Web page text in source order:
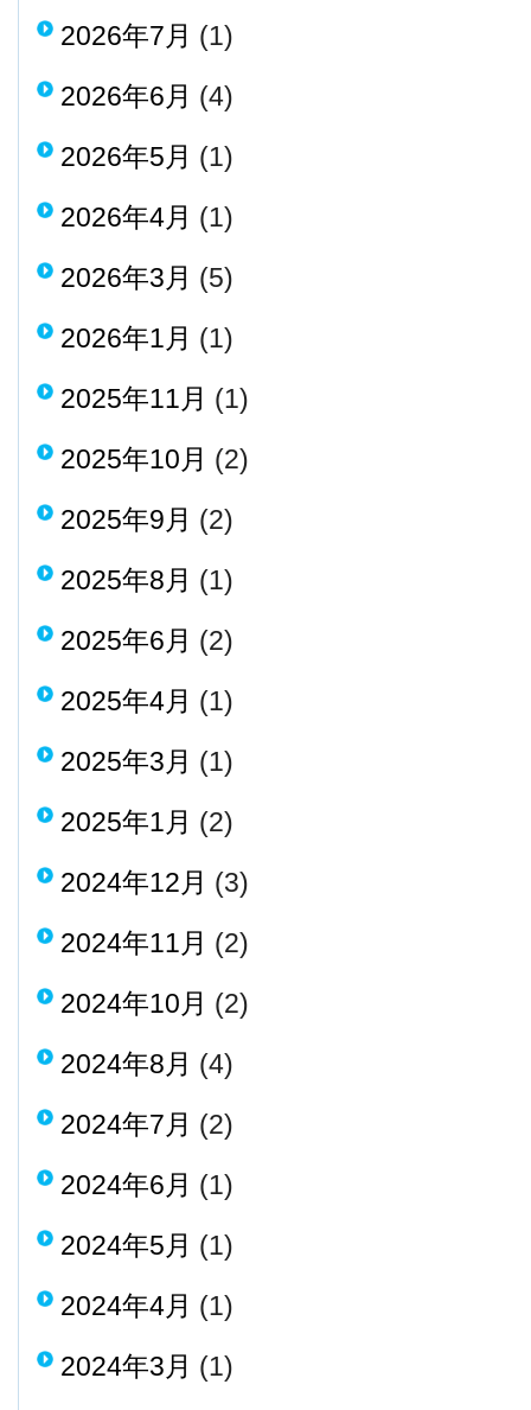
2026年7月 (1)
2026年6月 (4)
2026年5月 (1)
2026年4月 (1)
2026年3月 (5)
2026年1月 (1)
2025年11月 (1)
2025年10月 (2)
2025年9月 (2)
2025年8月 (1)
2025年6月 (2)
2025年4月 (1)
2025年3月 (1)
2025年1月 (2)
2024年12月 (3)
2024年11月 (2)
2024年10月 (2)
2024年8月 (4)
2024年7月 (2)
2024年6月 (1)
2024年5月 (1)
2024年4月 (1)
2024年3月 (1)